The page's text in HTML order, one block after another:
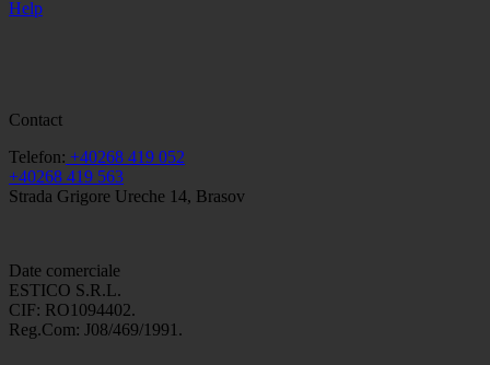
Help
Contact
Telefon: +40268 419 052
+40268 419 563
Strada Grigore Ureche 14, Brasov
Date comerciale
ESTICO S.R.L.
CIF: RO1094402.
Reg.Com: J08/469/1991.